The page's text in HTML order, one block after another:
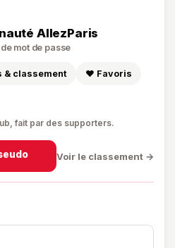
AllezParis
mot de passe
& classement ❤️ Favoris
fait par des supporters.
Voir le classement →